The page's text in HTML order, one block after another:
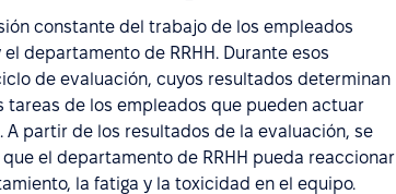
constante del trabajo de los empleados
departamento de RRHH. Durante esos
de evaluación, cuyos resultados determinan
de los empleados que pueden actuar
partir de los resultados de la evaluación, se
el departamento de RRHH pueda reaccionar
la fatiga y la toxicidad en el equipo.